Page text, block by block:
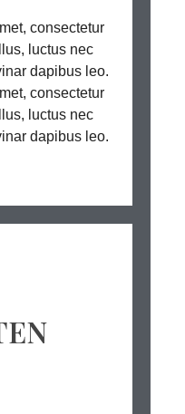
consectetur
luctus nec
dapibus leo.
consectetur
luctus nec
dapibus leo.